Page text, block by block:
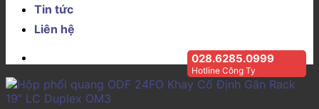
Tin tức
Liên hệ
028.6285.0999
Hotline Công Ty